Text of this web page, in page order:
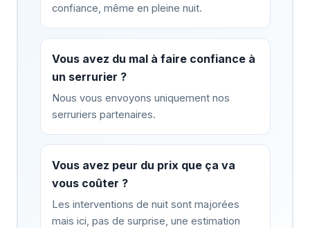
confiance, même en pleine nuit.
Vous avez du mal à faire confiance à
un serrurier ?
Nous vous envoyons uniquement nos
serruriers partenaires.
Vous avez peur du prix que ça va
vous coûter ?
Les interventions de nuit sont majorées
mais ici, pas de surprise, une estimation